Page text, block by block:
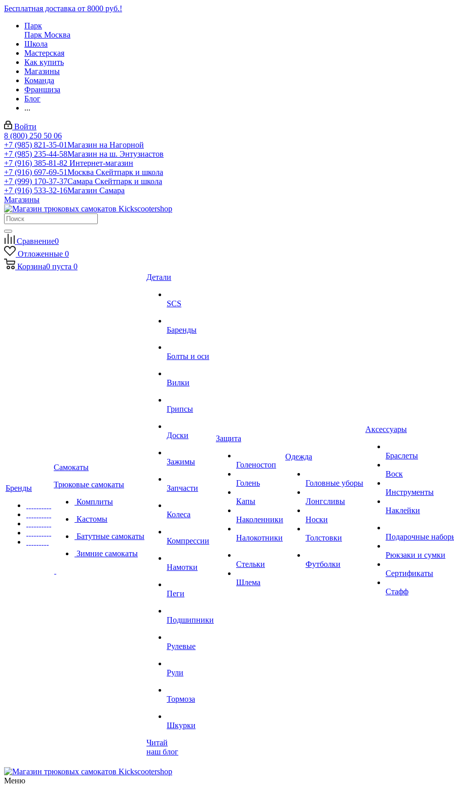
Бесплатная доставка от 8000 руб.!
Парк
Парк Москва
Школа
Мастерская
Как купить
Магазины
Команда
Франшиза
Блог
...
Войти
8 (800) 250 50 06
+7 (985) 821-35-01Магазин на Нагорной
+7 (985) 235-44-58Магазин на ш. Энтузиастов
+7 (916) 385-81-82 Интернет-магазин
+7 (916) 697-69-51Москва Скейтпарк и школа
+7 (999) 170-37-37Самара Скейтпарк и школа
+7 (916) 533-32-16Магазин Самара
Магазины
Сравнение0
Отложенные 0
Корзина0 пуста 0
Бренды
Самокаты
Трюковые самокаты
Комплиты
Кастомы
Батутные самокаты
Зимние самокаты
Детали
SCS
Баренды
Болты и оси
Вилки
Грипсы
Доски
Зажимы
Запчасти
Колеса
Компрессии
Намотки
Пеги
Подшипники
Рулевые
Рули
Тормоза
Шкурки
Читай
наш блог
Защита
Голеностоп
Голень
Капы
Наколенники
Налокотники
Стельки
Шлема
Одежда
Головные уборы
Лонгсливы
Носки
Толстовки
Футболки
Аксессуары
Браслеты
Воск
Инструменты
Наклейки
Подарочные
Рюкзаки и сумки
Сертификаты
Стафф
Меню